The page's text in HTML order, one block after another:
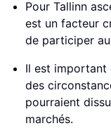
Pour Tallinn
est un facteur
de participer
Il est important
des
pourraient
marchés.